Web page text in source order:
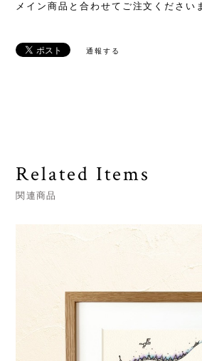
メイン商品と合わせてご注文ください
通報する
Related Items
関連商品